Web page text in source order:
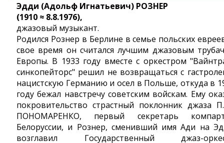
Эдди (Адольф Игнатьевич) РОЗНЕР
(1910 ≈ 8.8.1976),
джазовый музыкант.
Родился Рознер в Берлине в семье польских
свое время он считался лучшим джазовым
Европы. В 1933 году вместе с оркестром
синкопейторс" решил не возвращаться с
нацистскую Германию и осел в Польше, откуда в
году бежал навстречу советским войскам. Ему
покровительство страстный поклонник джаза
ПОНОМАРЕНКО, первый секретарь
Белоруссии, и Рознер, сменивший имя Ади на
возглавил Государственный джаз-